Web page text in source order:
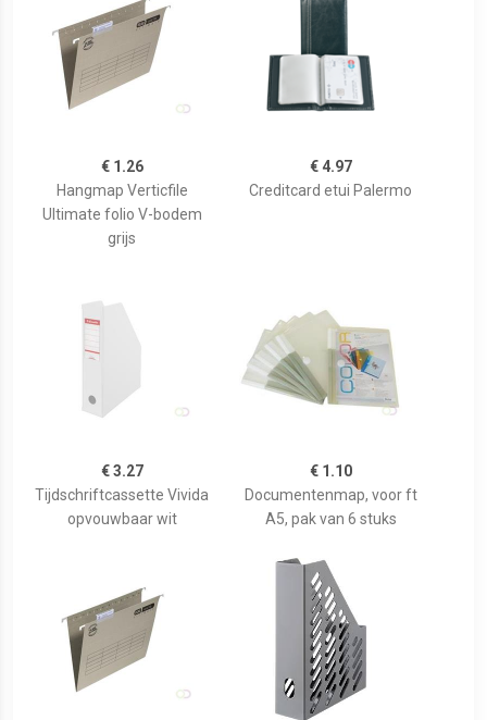
€ 1.26
Hangmap Verticfile
Ultimate folio V-bodem
grijs
€ 4.97
Creditcard etui Palermo
€ 3.27
Tijdschriftcassette Vivida
opvouwbaar wit
€ 1.10
Documentenmap, voor ft
A5, pak van 6 stuks